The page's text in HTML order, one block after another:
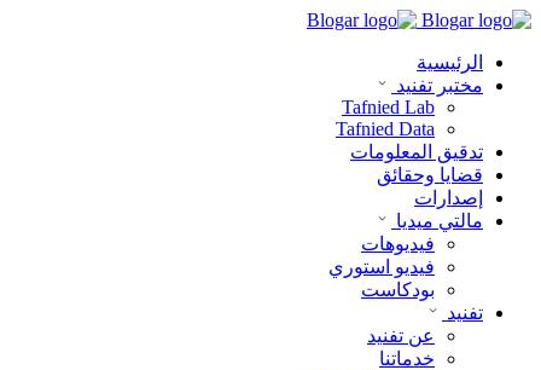
الرئيسية
مختبر تفنيد
Tafnied Lab
Tafnied Data
تدقيق المعلومات
قضايا وحقائق
إصدارات
مالتي ميديا
فيديوهات
فيديو استوري
بودكاست
تفنيد
عن تفنيد
خدماتنا